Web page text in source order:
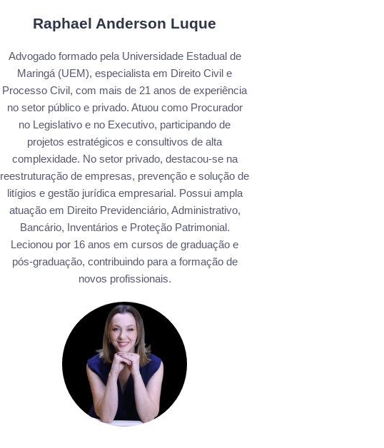
Raphael Anderson Luque
Advogado formado pela Universidade Estadual de
Maringá (UEM), especialista em Direito Civil e
Processo Civil, com mais de 21 anos de experiência
no setor público e privado. Atuou como Procurador
no Legislativo e no Executivo, participando de
projetos estratégicos e consultivos de alta
complexidade. No setor privado, destacou-se na
reestruturação de empresas, prevenção e solução de
litígios e gestão jurídica empresarial. Possui ampla
atuação em Direito Previdenciário, Administrativo,
Bancário, Inventários e Proteção Patrimonial.
Lecionou por 16 anos em cursos de graduação e
pós-graduação, contribuindo para a formação de
novos profissionais.